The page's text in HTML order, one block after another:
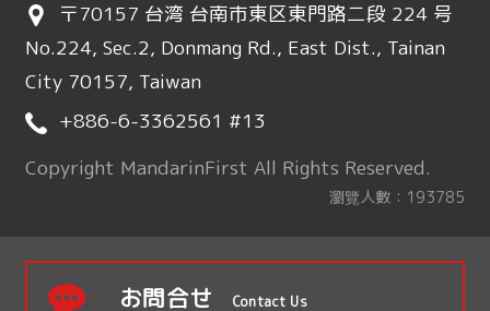
〒70157 台湾 台南市東区東門路二段 224 号
No.224, Sec.2, Donmang Rd., East Dist., Tainan
City 70157, Taiwan
+886-6-3362561 #13
Copyright MandarinFirst All Rights Reserved.
瀏覽人數：193785
お問合せ Contact Us